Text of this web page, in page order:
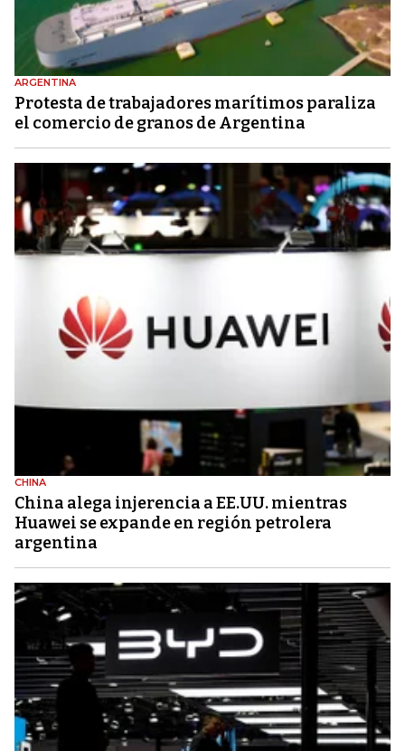
ARGENTINA
Protesta de trabajadores marítimos paraliza
el comercio de granos de Argentina
CHINA
China alega injerencia a EE.UU. mientras
Huawei se expande en región petrolera
argentina